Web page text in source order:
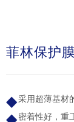
菲林保护膜
采用超薄基材
密着性好，重